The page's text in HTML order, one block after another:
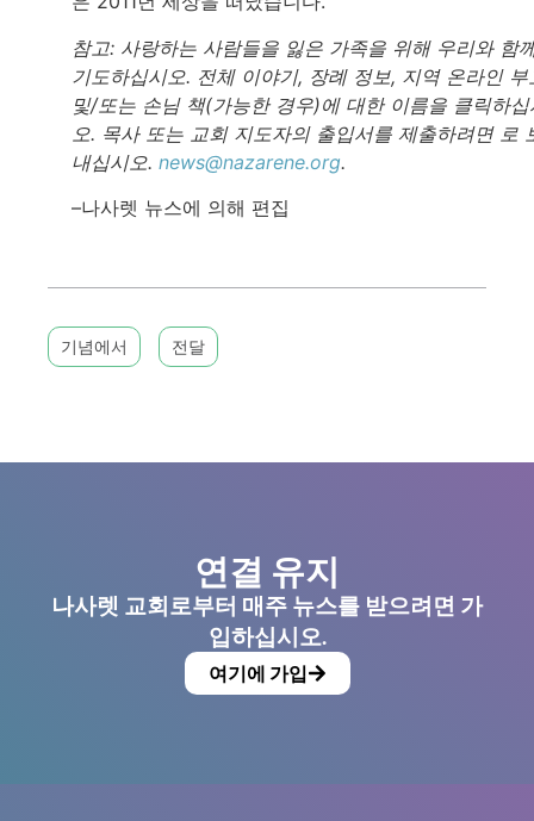
참고: 사랑하는 사람들을 잃은 가족을 위해 우리와 함
기도하십시오. 전체 이야기, 장례 정보, 지역 온라인 부
및/또는 손님 책(가능한 경우)에 대한 이름을 클릭하십
오. 목사 또는 교회 지도자의 출입서를 제출하려면 로
내십시오. news@nazarene.org.
–나사렛 뉴스에 의해 편집
기념에서 전달
연결 유지
나사렛 교회로부터 매주 뉴스를 받으려면 가
입하십시오.
여기에 가입